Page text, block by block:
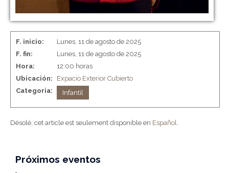
F. inicio:
Lunes, 11 de agosto de 2025
F. fin:
Lunes, 11 de agosto de 2025
Hora:
12:00 horas
Ubicación:
Expacio Exterior Cubierto
Categoria:
Infantil
Désolé, cet article est seulement disponible en Español
Próximos eventos